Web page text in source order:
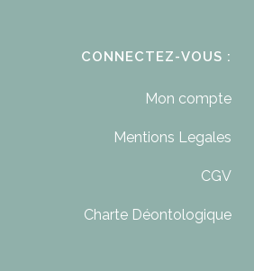
CONNECTEZ-VOUS :
Mon compte
Mentions Legales
CGV
Charte Déontologique